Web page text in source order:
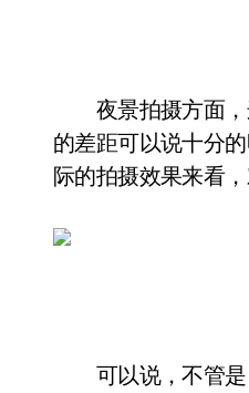
夜景拍摄方面，这
的差距可以说十分
际的拍摄效果来看
可以说，不管是